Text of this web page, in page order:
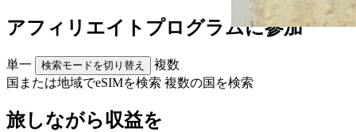
アフィリエイトプログラムに参加
単一 検索モードを切り替え
複数
国または地域でeSIMを検索 複数の国を検索
旅しながら収益を